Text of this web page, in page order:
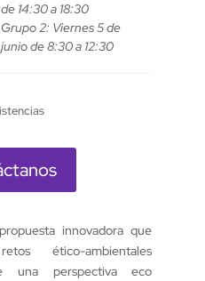
de 14:30 a 18:30
Grupo 2: Viernes 5 de
junio de 8:30 a 12:30
innovadora que
ético-ambientales
una perspectiva eco